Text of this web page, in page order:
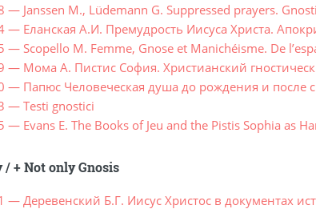
— Janssen M., Lüdemann G. Suppressed prayers.
— Еланская А.И. Премудрость Иисуса Христа.
— Scopello M. Femme, Gnose et Manichéisme. De
— Мома А. Пистис София. Христианский
— Папюс Человеческая душа до рождения и после
— Testi gnostici
— Evans E. The Books of Jeu and the Pistis Sophia as
/+ Not only Gnosis
— Деревенский Б.Г. Иисус Христос в документах